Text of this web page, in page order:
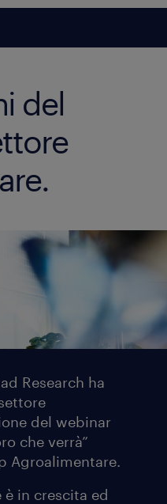
del
Research ha
del webinar
che verrà”
Agroalimentare.
in crescita ed